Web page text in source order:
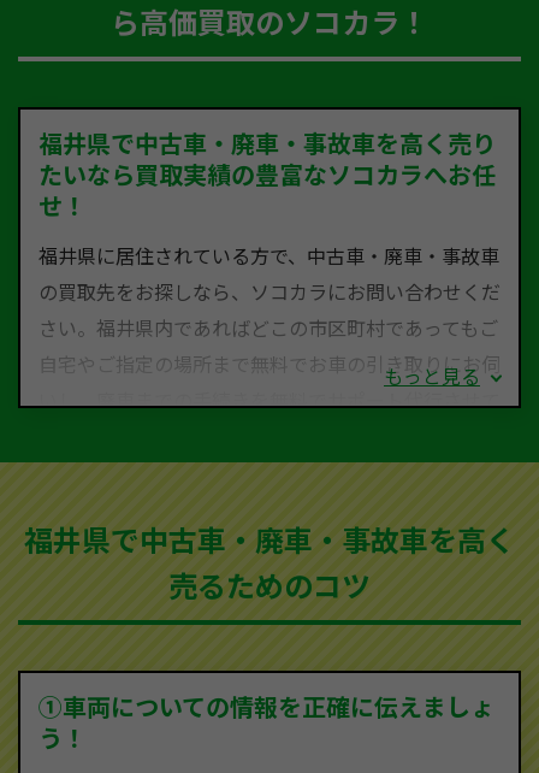
ら高価買取のソコカラ！
福井県で中古車・廃車・事故車を高く売り
たいなら買取実績の豊富なソコカラへお任
せ！
福井県に居住されている方で、中古車・廃車・事故車
の買取先をお探しなら、ソコカラにお問い合わせくだ
さい。福井県内であればどこの市区町村であってもご
自宅やご指定の場所まで無料でお車の引き取りにお伺
いし、廃車までの手続きを無料でサポート代行させて
買取可能です。
ソコカラは世界１１０か国に独自の販売ネットワーク
を持ち、国内に自社物流網、自社ヤードをもっている
を実現し、お客様に利益を還元することができるので
す。
もっと見る
福井県で中古車・廃車・事故車を高く
売るためのコツ
①車両についての情報を正確に伝えましょ
う！